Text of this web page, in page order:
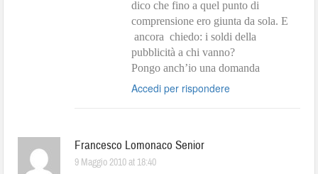
dico che fino a quel punto di
comprensione ero giunta da sola. E
ancora chiedo: i soldi della
pubblicità a chi vanno?
Pongo anch’io una domanda
Accedi per rispondere
Francesco Lomonaco Senior
9 Maggio 2010 at 18:40